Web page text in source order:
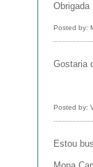
Obrigada
Posted by:
Gostaria
Posted by:
Estou